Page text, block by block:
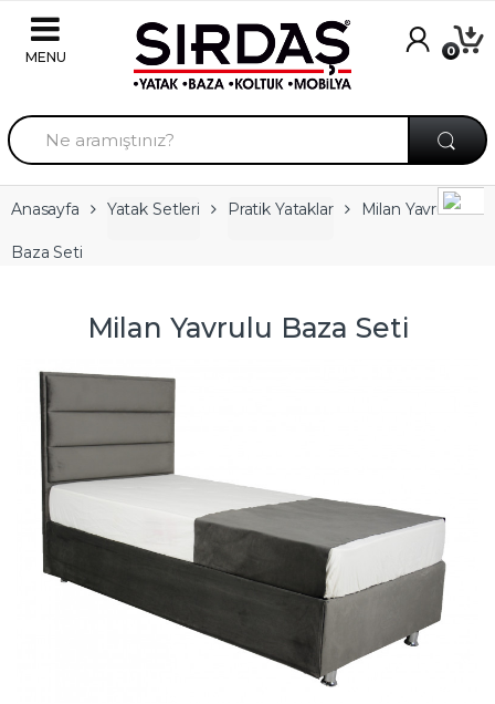
Skip to navigation
Skip to content
A
r
a
m
a
Anasayfa Yatak Setleri Pratik Yataklar Milan Yavrulu
Baza Seti
Milan Yavrulu Baza Seti
0